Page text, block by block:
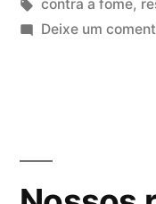
em
Tags:
contra a fome,
Deixe um